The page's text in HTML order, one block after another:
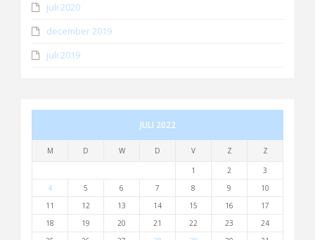
juli 2020
december 2019
juli 2019
JULI 2022
M D W D V Z
Z
1
2
3
4
5 6 7 8 9
10
11
12 13 14 15 16
17
18
19 20 21 22 23
24